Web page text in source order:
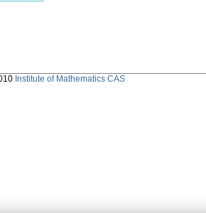
Institute of Mathematics CAS